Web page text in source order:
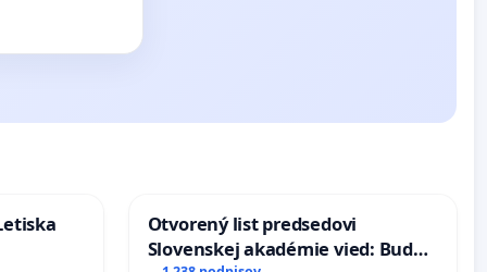
Otvorený list predsedovi
Slovenskej akadémie vied: Bude